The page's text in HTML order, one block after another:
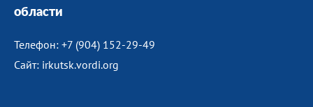
области
Телефон: +7 (904) 152-29-49
Сайт: irkutsk.vordi.org